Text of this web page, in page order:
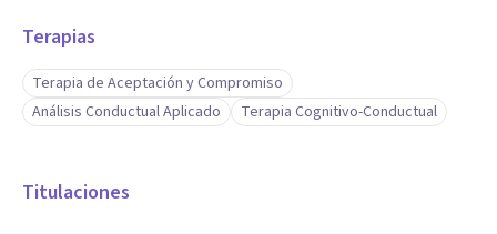
Terapias
Terapia de Aceptación y Compromiso
Análisis Conductual Aplicado
Terapia Cognitivo-Conductual
Titulaciones